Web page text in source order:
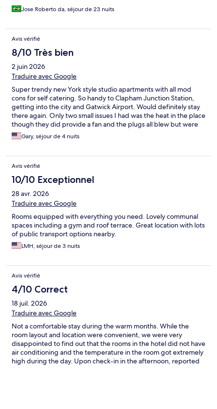
Jose Roberto da, séjour de 23 nuits
Avis vérifié
8/10 Très bien
2 juin 2026
Traduire avec Google
Super trendy new York style studio apartments with all mod
cons for self catering. So handy to Clapham Junction Station,
getting into the city and Gatwick Airport. Would definitely stay
there again. Only two small issues I had was the heat in the place
though they did provide a fan and the plugs all blew but were
fixed by time I came back from sight seeing.
Gary, séjour de 4 nuits
Avis vérifié
10/10 Exceptionnel
28 avr. 2026
Traduire avec Google
Rooms equipped with everything you need. Lovely communal
spaces including a gym and roof terrace. Great location with lots
of public transport options nearby.
LMH, séjour de 3 nuits
Avis vérifié
4/10 Correct
18 juil. 2026
Traduire avec Google
Not a comfortable stay during the warm months. While the
room layout and location were convenient, we were very
disappointed to find out that the rooms in the hotel did not have
air conditioning and the temperature in the room got extremely
high during the day. Upon check-in in the afternoon, reported